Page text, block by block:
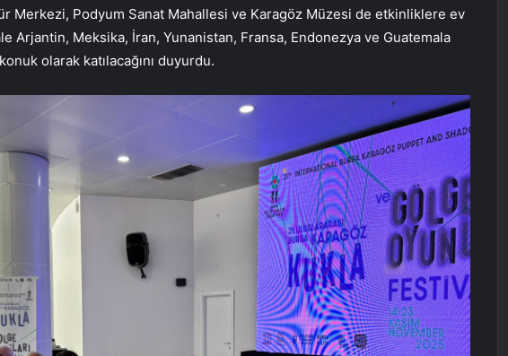
Merkezi, Podyum Sanat Mahallesi ve Karagöz Müzesi de etkinliklere ev
Arjantin, Meksika, İran, Yunanistan, Fransa, Endonezya ve Guatemala
olarak katılacağını duyurdu.